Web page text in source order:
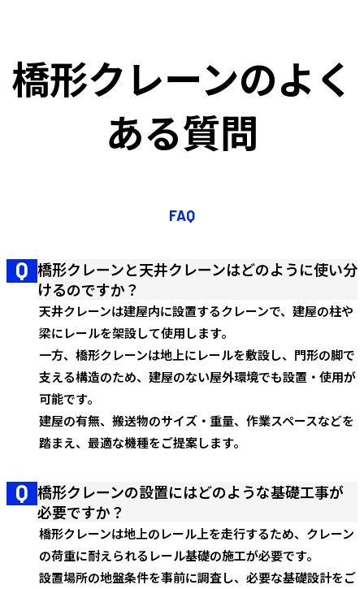
橋形クレーンのよく
ある質問
FAQ
橋形クレーンと天井クレーンはどのように使い分
けるのですか？
天井クレーンは建屋内に設置するクレーンで、建屋の柱や
梁にレールを架設して使用します。
一方、橋形クレーンは地上にレールを敷設し、門形の脚で
支える構造のため、建屋のない屋外環境でも設置・使用が
可能です。
建屋の有無、搬送物のサイズ・重量、作業スペースなどを
踏まえ、最適な機種をご提案します。
橋形クレーンの設置にはどのような基礎工事が
必要ですか？
橋形クレーンは地上のレール上を走行するため、クレーン
の荷重に耐えられるレール基礎の施工が必要です。
設置場所の地盤条件を事前に調査し、必要な基礎設計をご